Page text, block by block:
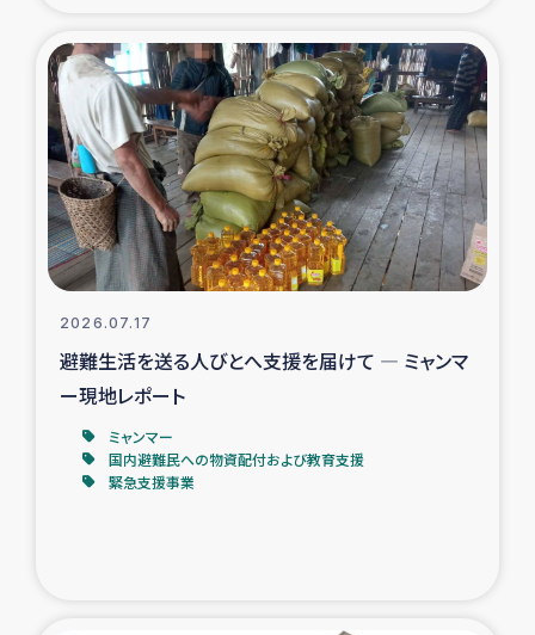
2026.07.17
避難生活を送る人びとへ支援を届けて ― ミャンマ
ー現地レポート
ミャンマー
国内避難民への物資配付および教育支援
緊急支援事業